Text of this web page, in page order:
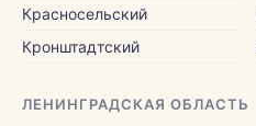
Красносельский
Кронштадтский
ЛЕНИНГРАДСКАЯ ОБЛАСТЬ